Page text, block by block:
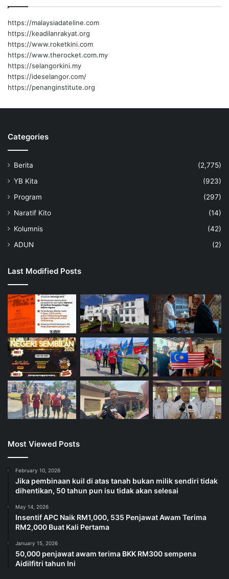
u
a
n
S
E
A
2
0
m
a
d
a
n
D
a
e
d
N
e
e
r
https://malaysiadateline.com
https://keadilanrakyat.org
https://www.roketkini.com
https://www.therocket.com.my
https://selangorkini.my
https://ideselangor.com/
https://penanginstitute.org
Categories
Berita
(2,775)
YB Kita
(923)
Program
(297)
Naratif Kito
(14)
Kolumnis
(42)
ADUN
(2)
Last Modified Posts
Most Viewed Posts
February 10, 2026
Jika pembinaan kuil di atas tanah bukan milik sendiri tidak
dihentikan, 50 tahun pun isu tidak akan selesai
May 14, 2026
Insentif APC Naik RM1,000, 535 Penjawat Awam Terima
RM2,000 Buat Kali Pertama
January 15, 2026
50,000 penjawat awam terima BKK RM300 sempena
Aidilfitri tahun Ini